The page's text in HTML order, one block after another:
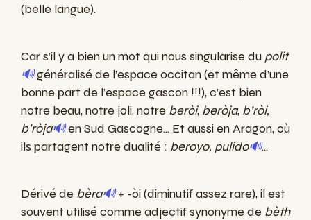
(belle langue).
Car s’il y a bien un mot qui nous singularise du polit
🔊généralisé de l’espace occitan (et même d’une
bonne part de l’espace gascon !!!), c’est bien
notre beau, notre joli, notre beròi, beròja, b’ròi,
b’ròja🔊en Sud Gascogne... Et aussi en Aragon, où
ils partagent notre dualité : beroyo, pulido🔊...
Dérivé de bèra🔊+ -òi (diminutif assez rare), il est
souvent utilisé comme adjectif synonyme de bèth